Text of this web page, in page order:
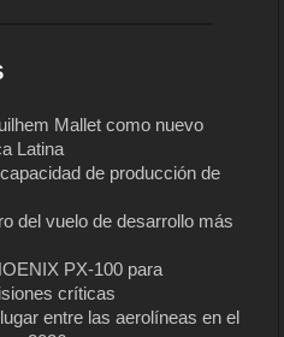
Mallet como nuevo
Latina
de producción de
del vuelo de desarrollo más
PX-100 para
críticas
entre las aerolíneas en el